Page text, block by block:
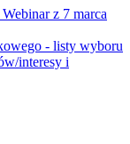
z 7 marca
- listy wyboru
interesy i